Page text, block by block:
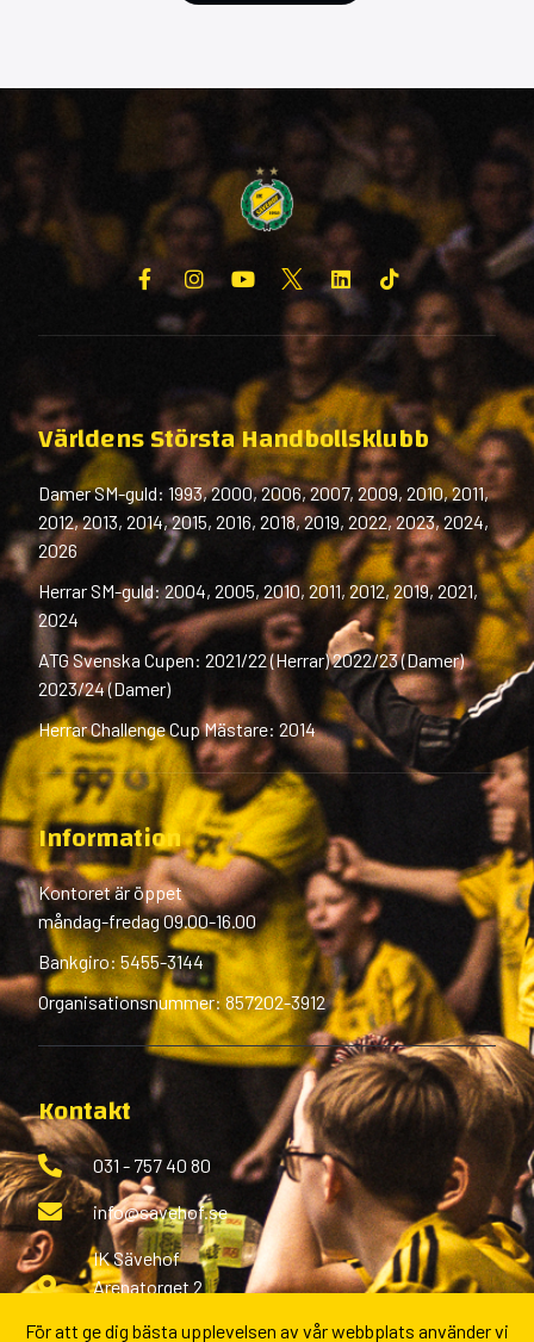
Världens Största Handbollsklubb
Damer SM-guld: 1993, 2000, 2006, 2007, 2009, 2010, 2011,
2012, 2013, 2014, 2015, 2016, 2018, 2019, 2022, 2023, 2024,
2026
Herrar SM-guld: 2004, 2005, 2010, 2011, 2012, 2019, 2021,
2024
ATG Svenska Cupen: 2021/22 (Herrar) 2022/23 (Damer)
2023/24 (Damer)
Herrar Challenge Cup Mästare: 2014
Information
Kontoret är öppet
måndag-fredag 09.00-16.00
Bankgiro: 5455-3144
Organisationsnummer: 857202-3912
Kontakt
031 - 757 40 80
info@savehof.se
IK Sävehof
Arenatorget 2
För att ge dig bästa upplevelsen av vår webbplats använder vi